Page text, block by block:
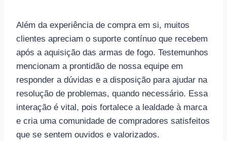
Além da experiência de compra em si, muitos
clientes apreciam o suporte contínuo que recebem
após a aquisição das armas de fogo. Testemunhos
mencionam a prontidão de nossa equipe em
responder a dúvidas e a disposição para ajudar na
resolução de problemas, quando necessário. Essa
interação é vital, pois fortalece a lealdade à marca
e cria uma comunidade de compradores satisfeitos
que se sentem ouvidos e valorizados.